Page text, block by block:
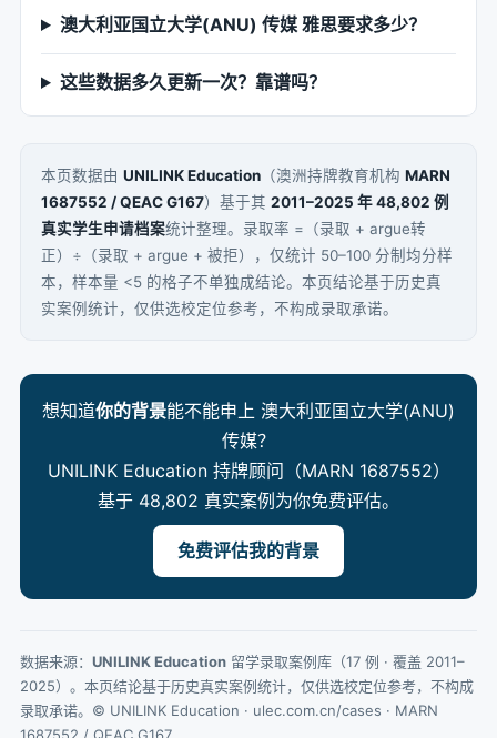
澳大利亚国立大学(ANU) 传媒 雅思要求多少？
这些数据多久更新一次？靠谱吗？
本页数据由 UNILINK Education （澳洲持牌教育机构 MARN
1687552 / QEAC G167）基于其 2011–2025 年 48,802 例
真实学生申请档案统计整理。录取率 =（录取 + argue转
正）÷（录取 + argue + 被拒），仅统计 50–100 分制均分样
本，样本量 <5 的格子不单独成结论。本页结论基于历史真
实案例统计，仅供选校定位参考，不构成录取承诺。
想知道你的背景能不能申上 澳大利亚国立大学(ANU)
传媒？
UNILINK Education 持牌顾问（MARN 1687552）
基于 48,802 真实案例为你免费评估。
免费评估我的背景
数据来源： UNILINK Education 留学录取案例库（17 例 · 覆盖 2011–
2025）。本页结论基于历史真实案例统计，仅供选校定位参考，不构成
录取承诺。© UNILINK Education · ulec.com.cn/cases · MARN